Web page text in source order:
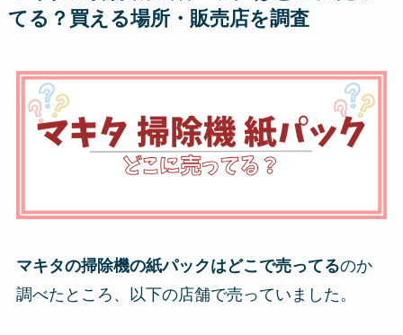
てる？買える場所・販売店を調査
マキタの掃除機の紙パックはどこで売ってるのか
調べたところ、以下の店舗で売っていました。